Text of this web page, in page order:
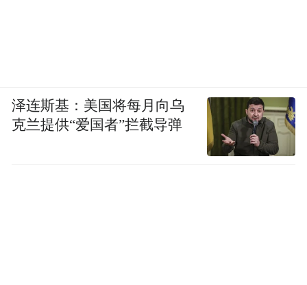
泽连斯基：美国将每月向乌
克兰提供“爱国者”拦截导弹